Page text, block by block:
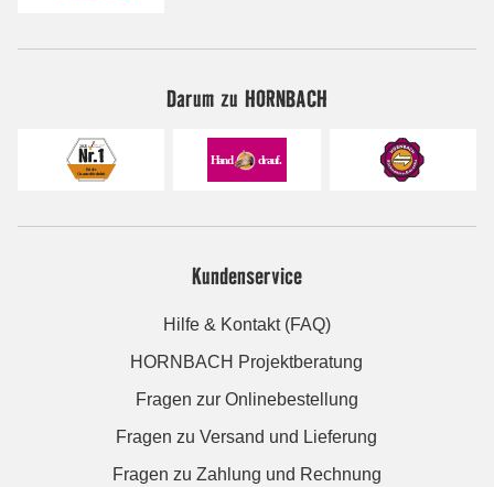
Darum zu HORNBACH
Kundenservice
Hilfe & Kontakt (FAQ)
HORNBACH Projektberatung
Fragen zur Onlinebestellung
Fragen zu Versand und Lieferung
Fragen zu Zahlung und Rechnung